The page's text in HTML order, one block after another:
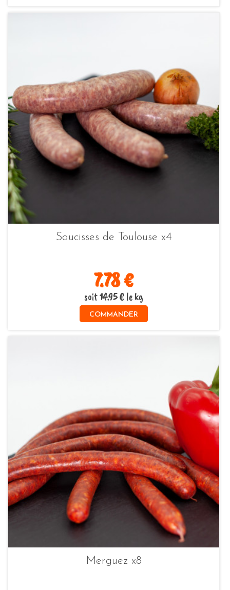
Saucisses de Toulouse x4
7.78 €
soit 14.95 € le kg
COMMANDER
Merguez x8